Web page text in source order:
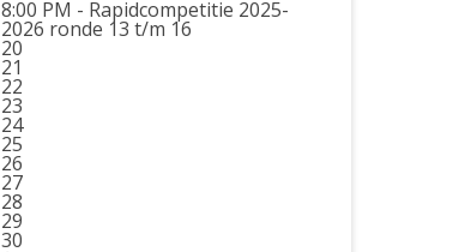
8:00 PM - Rapidcompetitie 2025-
2026 ronde 13 t/m 16
20
21
22
23
24
25
26
27
28
29
30